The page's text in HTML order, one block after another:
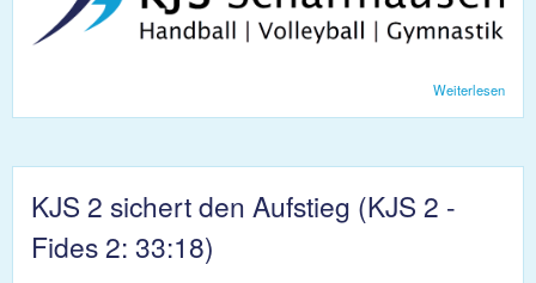
Weiterlesen
KJS 2 sichert den Aufstieg (KJS 2 -
Fides 2: 33:18)